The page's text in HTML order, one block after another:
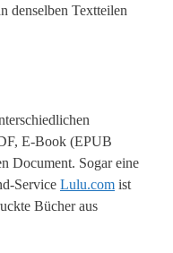
denselben Textteilen
E-Book (EPUB
Document. Sogar eine
Service Lulu.com ist
Bücher aus